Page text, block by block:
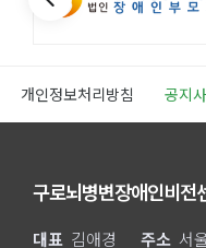
개인정보처리방침 공지
구로뇌병변장애인비전
대표 김애경 주소 서